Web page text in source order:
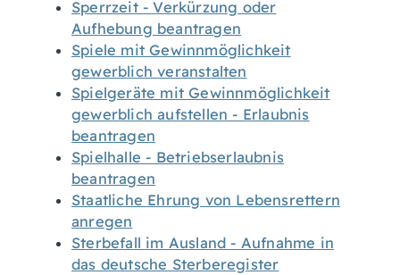
Sperrzeit - Verkürzung oder
Aufhebung beantragen
Spiele mit Gewinnmöglichkeit
gewerblich veranstalten
Spielgeräte mit Gewinnmöglichkeit
gewerblich aufstellen - Erlaubnis
beantragen
Spielhalle - Betriebserlaubnis
beantragen
Staatliche Ehrung von Lebensrettern
anregen
Sterbefall im Ausland - Aufnahme in
das deutsche Sterberegister